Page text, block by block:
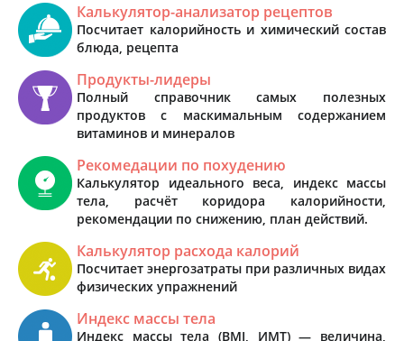
Калькулятор-анализатор рецептов
Посчитает калорийность и химический состав
блюда, рецепта
Продукты-лидеры
Полный справочник самых полезных
продуктов с маскимальным содержанием
витаминов и минералов
Рекомедации по похудению
Калькулятор идеального веса, индекс массы
тела, расчёт коридора калорийности,
рекомендации по снижению, план действий.
Калькулятор расхода калорий
Посчитает энергозатраты при различных видах
физических упражнений
Индекс массы тела
Индекс массы тела (BMI, ИМТ) — величина,